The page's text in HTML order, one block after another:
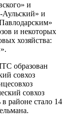
и
и
и некоторых
хозяйства:
образован
совхоз
совхоз
районе стало 14